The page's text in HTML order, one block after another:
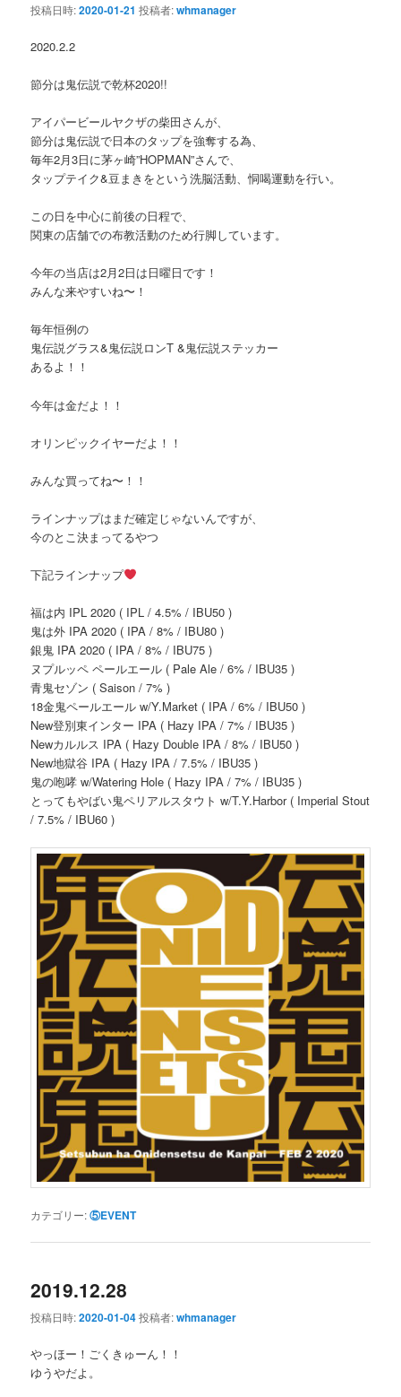
投稿日時:2020-01-21 投稿者:whmanager
2020.2.2
節分は鬼伝説で乾杯2020!!
アイパービールヤクザの柴田さんが、
節分は鬼伝説で日本のタップを強奪する為、
毎年2月3日に茅ヶ崎”HOPMAN”さんで、
タップテイク&豆まきをという洗脳活動、恫喝運動を行い。
この日を中心に前後の日程で、
関東の店舗での布教活動のため行脚しています。
今年の当店は2月2日は日曜日です！
みんな来やすいね〜！
毎年恒例の
鬼伝説グラス&鬼伝説ロンT &鬼伝説ステッカー
あるよ！！
今年は金だよ！！
オリンピックイヤーだよ！！
みんな買ってね〜！！
ラインナップはまだ確定じゃないんですが、
今のとこ決まってるやつ
下記ラインナップ
福は内 IPL 2020 ( IPL / 4.5% / IBU50 )
鬼は外 IPA 2020 ( IPA / 8% / IBU80 )
銀鬼 IPA 2020 ( IPA / 8% / IBU75 )
ヌプルッペ ペールエール ( Pale Ale / 6% / IBU35 )
青鬼セゾン ( Saison / 7% )
18金鬼ペールエール w/Y.Market ( IPA / 6% / IBU50 )
New登別東インター IPA ( Hazy IPA / 7% / IBU35 )
Newカルルス IPA ( Hazy Double IPA / 8% / IBU50 )
New地獄谷 IPA ( Hazy IPA / 7.5% / IBU35 )
鬼の咆哮 w/Watering Hole ( Hazy IPA / 7% / IBU35 )
とってもやばい鬼ペリアルスタウト w/T.Y.Harbor ( Imperial Stout
/ 7.5% / IBU60 )
カテゴリー:⑤EVENT
2019.12.28
投稿日時:2020-01-04投稿者:whmanager
やっほー！ごくきゅーん！！
ゆうやだよ。